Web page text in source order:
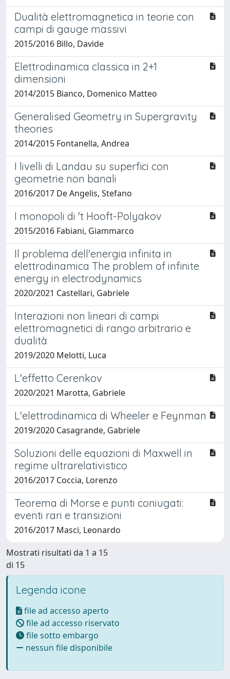
Dualità elettromagnetica in teorie con
campi di gauge massivi
2015/2016 Billo, Davide
Elettrodinamica classica in 2+1
dimensioni
2014/2015 Bianco, Domenico Matteo
Generalised Geometry in Supergravity
theories
2014/2015 Fontanella, Andrea
I livelli di Landau su superfici con
geometrie non banali
2016/2017 De Angelis, Stefano
I monopoli di 't Hooft-Polyakov
2015/2016 Fabiani, Giammarco
Il problema dell'energia infinita in
elettrodinamica The problem of infinite
energy in electrodynamics
2020/2021 Castellari, Gabriele
Interazioni non lineari di campi
elettromagnetici di rango arbitrario e
dualità
2019/2020 Melotti, Luca
L'effetto Cerenkov
2020/2021 Marotta, Gabriele
L'elettrodinamica di Wheeler e Feynman
2019/2020 Casagrande, Gabriele
Soluzioni delle equazioni di Maxwell in
regime ultrarelativistico
2016/2017 Coccia, Lorenzo
Teorema di Morse e punti coniugati:
eventi rari e transizioni
2016/2017 Masci, Leonardo
Mostrati risultati da 1 a 15
di 15
Legenda icone
file ad accesso aperto
file ad accesso riservato
file sotto embargo
nessun file disponibile